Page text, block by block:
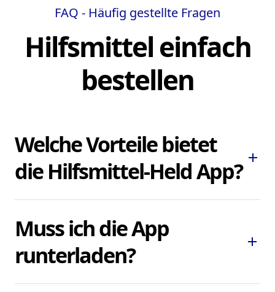
FAQ - Häufig gestellte Fragen
Hilfsmittel einfach
bestellen
Welche Vorteile bietet
die Hilfsmittel-Held App? add
Ihnen, dringend benötigte Pflegehilfsmittel
und Hilfsmittel schnell und bequem zu
bestellen, ohne lokale Sanitätshäuser
aufsuchen oder kontaktieren zu müssen.
Muss ich die App
runterladen?
add